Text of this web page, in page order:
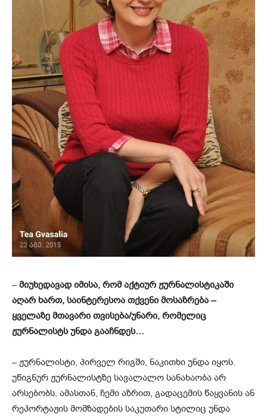
–მიუხედავად იმისა, რომ აქტიურ ჟურნალისტიკაში
აღარ ხართ, საინტერესოა თქვენი მოსაზრება –
ყველაზე მთავარი თვისება/უნარი, რომელიც
ჟურნალისტს უნდა გააჩნდეს…
– ჟურნალისტი, პირველ რიგში, ნაკითხი უნდა იყოს.
უწიგნურ ჟურნალისტზე სავალალო სანახაობა არ
არსებობს. ამასთან, ჩემი აზრით, გადაცემის წაყვანის ან
რეპორტაჟის მომზადების საკუთარი სტილიც უნდა